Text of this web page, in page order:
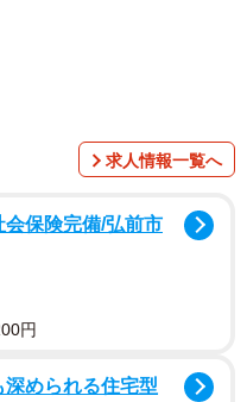
でチャンピオンベルトを
からはスターダムに緊急
・エンジェルズ」に電撃
ッグベルト「第23代アー
一人だ。
求人情報一覧へ
会保険完備/弘前市
円
められる住宅型